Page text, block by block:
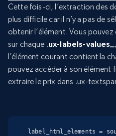
Cette fois-ci, l’extraction des
plus difficile car il n’y a pas de
obtenir l’élément. Vous
sur chaque .ux-labels-
l’élément courant contient la
pouvez accéder à son élément
extraire le prix dans .ux-
label_html_elements =